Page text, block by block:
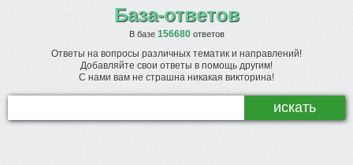
База-ответов
В базе 156680ответов
Ответы на вопросы различных тематик и направлений!
Добавляйте свои ответы в помощь другим!
С нами вам не страшна никакая викторина!